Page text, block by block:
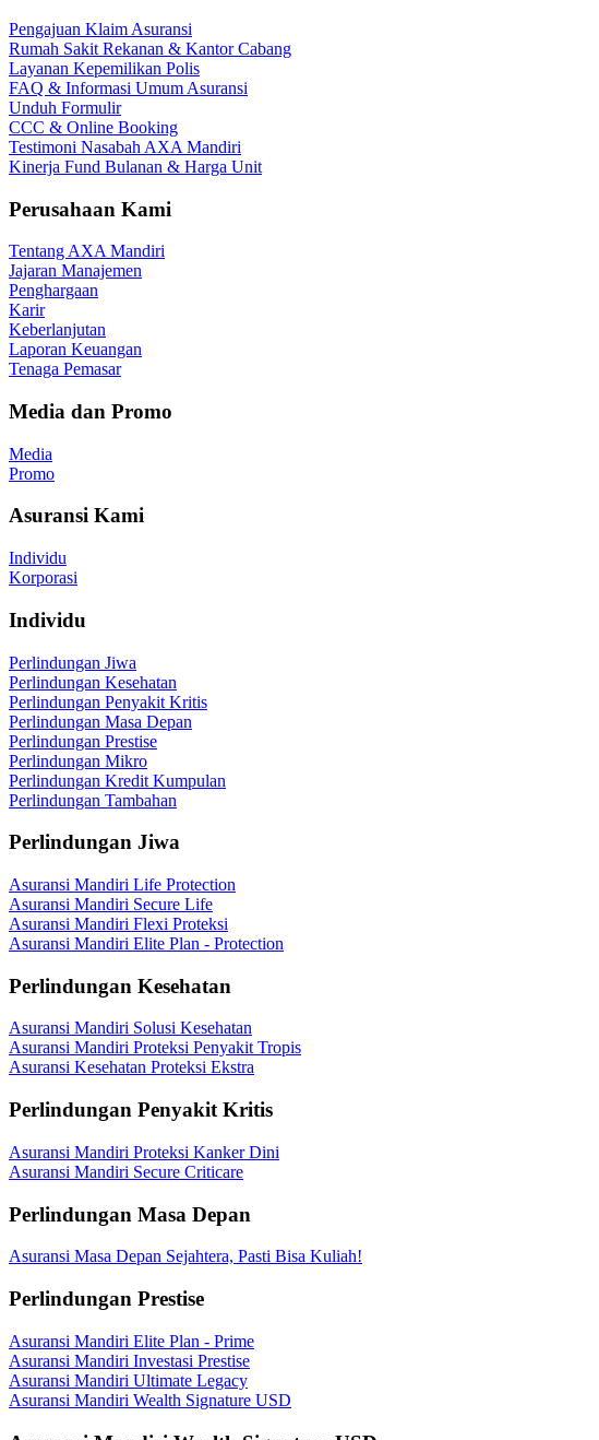
Pengajuan Klaim Asuransi
Rumah Sakit Rekanan & Kantor Cabang
Layanan Kepemilikan Polis
FAQ & Informasi Umum Asuransi
Unduh Formulir
CCC & Online Booking
Testimoni Nasabah AXA Mandiri
Kinerja Fund Bulanan & Harga Unit
Perusahaan Kami
Tentang AXA Mandiri
Jajaran Manajemen
Penghargaan
Karir
Keberlanjutan
Laporan Keuangan
Tenaga Pemasar
Media dan Promo
Media
Promo
Asuransi Kami
Individu
Korporasi
Individu
Perlindungan Jiwa
Perlindungan Kesehatan
Perlindungan Penyakit Kritis
Perlindungan Masa Depan
Perlindungan Prestise
Perlindungan Mikro
Perlindungan Kredit Kumpulan
Perlindungan Tambahan
Perlindungan Jiwa
Asuransi Mandiri Life Protection
Asuransi Mandiri Secure Life
Asuransi Mandiri Flexi Proteksi
Asuransi Mandiri Elite Plan - Protection
Perlindungan Kesehatan
Asuransi Mandiri Solusi Kesehatan
Asuransi Mandiri Proteksi Penyakit Tropis
Asuransi Kesehatan Proteksi Ekstra
Perlindungan Penyakit Kritis
Asuransi Mandiri Proteksi Kanker Dini
Asuransi Mandiri Secure Criticare
Perlindungan Masa Depan
Asuransi Masa Depan Sejahtera, Pasti Bisa Kuliah!
Perlindungan Prestise
Asuransi Mandiri Elite Plan - Prime
Asuransi Mandiri Investasi Prestise
Asuransi Mandiri Ultimate Legacy
Asuransi Mandiri Wealth Signature USD